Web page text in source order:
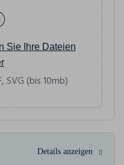
Sie Ihre Dateien
SVG (bis 10mb)
Details anzeigen